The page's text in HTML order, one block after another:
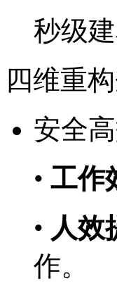
秒级建
四维重
安全
• 工作
• 人效提
作。